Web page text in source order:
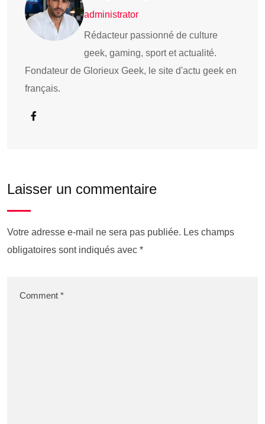
administrator
Rédacteur passionné de culture
geek, gaming, sport et actualité.
Fondateur de Glorieux Geek, le site d'actu geek en
français.
Laisser un commentaire
Votre adresse e-mail ne sera pas publiée. Les champs
obligatoires sont indiqués avec *